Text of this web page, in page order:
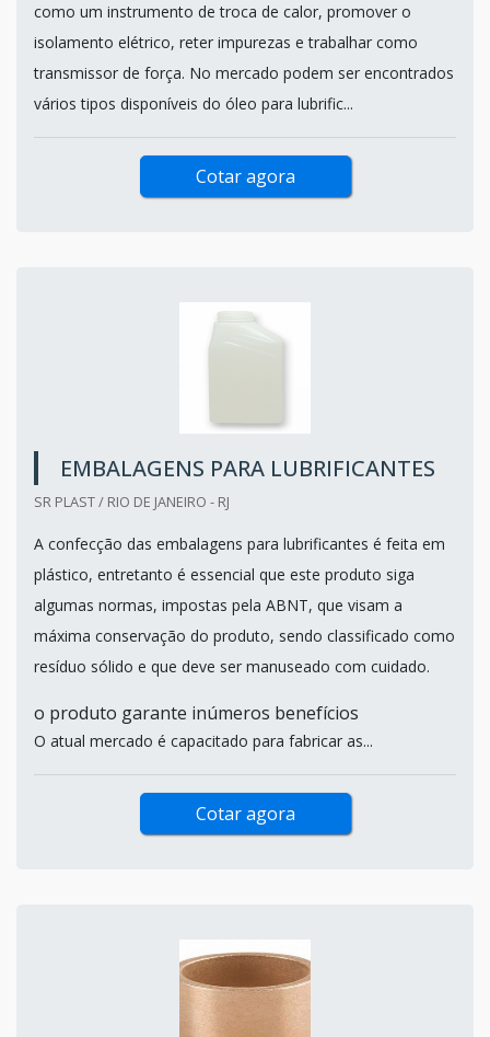
como um instrumento de troca de calor, promover o
isolamento elétrico, reter impurezas e trabalhar como
transmissor de força. No mercado podem ser encontrados
vários tipos disponíveis do óleo para lubrific...
Cotar agora
EMBALAGENS PARA LUBRIFICANTES
SR PLAST / RIO DE JANEIRO - RJ
A confecção das embalagens para lubrificantes é feita em
plástico, entretanto é essencial que este produto siga
algumas normas, impostas pela ABNT, que visam a
máxima conservação do produto, sendo classificado como
resíduo sólido e que deve ser manuseado com cuidado.
o produto garante inúmeros benefícios
O atual mercado é capacitado para fabricar as...
Cotar agora